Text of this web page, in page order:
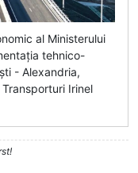
al Ministerului
tehnico-
- Alexandria,
Irinel